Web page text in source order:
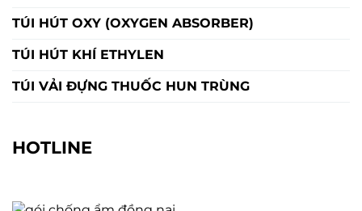
TÚI HÚT OXY (OXYGEN ABSORBER)
TÚI HÚT KHÍ ETHYLEN
TÚI VẢI ĐỰNG THUỐC HUN TRÙNG
HOTLINE